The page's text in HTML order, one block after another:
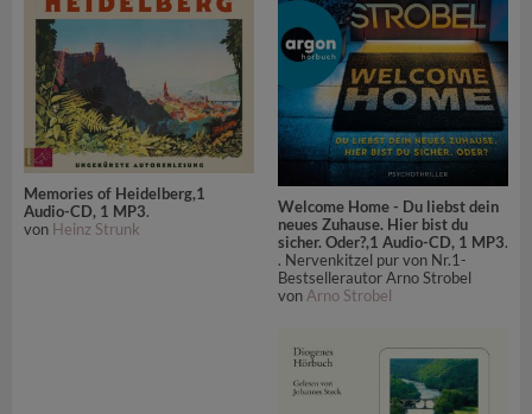
Memories of Heidelberg,1
Audio-CD, 1 MP3.
von Heinz Strunk
Welcome Home - Du liebst dein
neues Zuhause. Hier bist du
sicher. Oder?,1 Audio-CD, 1 MP3.
. Nervenkitzel pur von Nr.1-
Bestsellerautor Arno Strobel
von Arno Strobel